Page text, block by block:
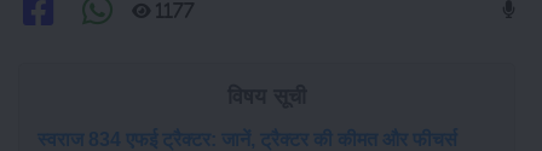
1177
स्वराज 834 एफई ट्रैक्टर: जानें, ट्रैक्टर की कीमत और फीचर्स